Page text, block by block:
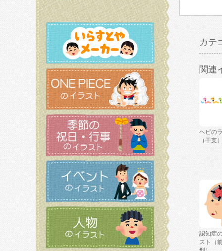
カテ
関連
ヘビの
（干支
認知症
スト（